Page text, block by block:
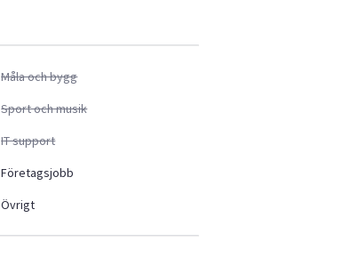
Måla och bygg
Sport och musik
IT support
Företagsjobb
Övrigt